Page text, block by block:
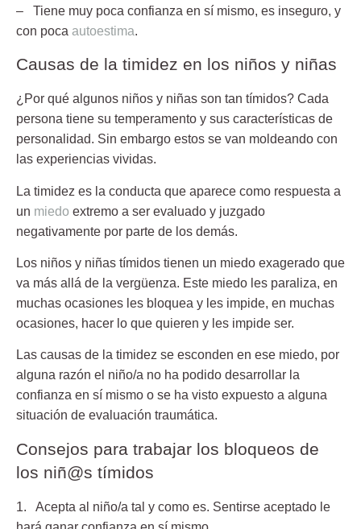
– Tiene muy poca confianza en sí mismo, es inseguro, y
con poca autoestima.
Causas de la timidez en los niños y niñas
¿Por qué algunos niños y niñas son tan tímidos? Cada
persona tiene su temperamento y sus características de
personalidad. Sin embargo estos se van moldeando con
las experiencias vividas.
La timidez es la conducta que aparece como respuesta a
un miedo extremo a ser evaluado y juzgado
negativamente por parte de los demás.
Los niños y niñas tímidos tienen un miedo exagerado que
va más allá de la vergüenza. Este miedo les paraliza, en
muchas ocasiones les bloquea y les impide, en muchas
ocasiones, hacer lo que quieren y les impide ser.
Las causas de la timidez se esconden en ese miedo, por
alguna razón el niño/a no ha podido desarrollar la
confianza en sí mismo o se ha visto expuesto a alguna
situación de evaluación traumática.
Consejos para trabajar los bloqueos de
los niñ@s tímidos
1. Acepta al niño/a tal y como es. Sentirse aceptado le